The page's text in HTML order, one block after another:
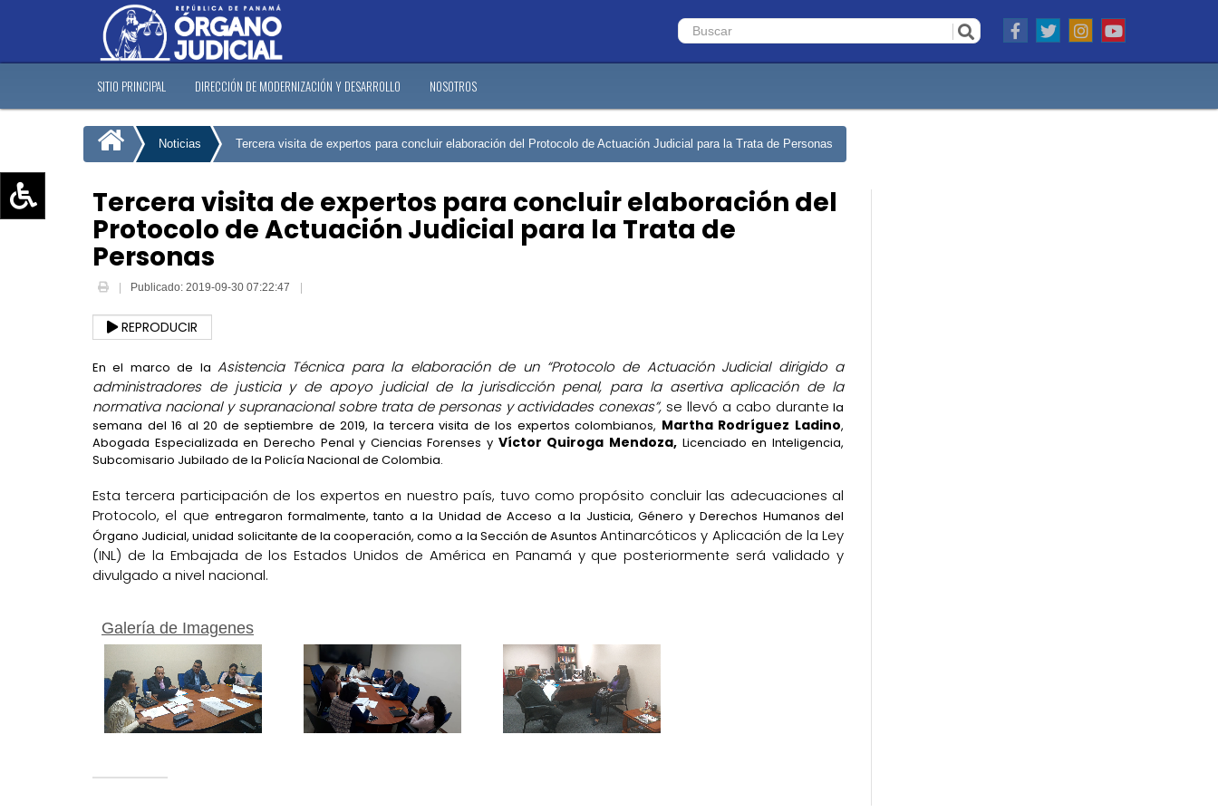
Aumentar texto (+)
Reducir texto (-)
Escala de grises
SITIO PRINCIPAL DIRECCIÓN DE MODERNIZACIÓN Y DESARROLLO NOSOTROS
Noticias Tercera visita de expertos para concluir elaboración del Protocolo de Actuación Judicial para la Trata de Personas
Tercera visita de expertos para concluir elaboración del
Protocolo de Actuación Judicial para la Trata de
Personas
Publicado: 2019-09-30 07:22:47
REPRODUCIR
En el marco de laAsistencia Técnica para la elaboración de un “Protocolo de Actuación Judicial dirigido a
administradores de justicia y de apoyo judicial de la jurisdicción penal, para la asertiva aplicación de la
normativa nacional y supranacional sobre trata de personas y actividades conexas”, se llevó a cabo durante la
semana del 16 al 20 de septiembre de 2019, la tercera visita de los expertos colombianos, Martha Rodríguez Ladino,
Abogada Especializada en Derecho Penal y Ciencias Forenses y Víctor Quiroga Mendoza, Licenciado en Inteligencia,
Subcomisario Jubilado de la Policía Nacional de Colombia.
Esta tercera participación de los expertos en nuestro país, tuvo como propósito concluir las adecuaciones al
Protocolo, el queentregaron formalmente, tanto a la Unidad de Acceso a la Justicia, Género y Derechos Humanos del
Órgano Judicial, unidad solicitante de la cooperación, como a la Sección de AsuntosAntinarcóticos y Aplicación de la Ley
(INL) de la Embajada de los Estados Unidos de América en Panamá y que posteriormente será validado y
divulgado a nivel nacional.
Galería de Imagenes